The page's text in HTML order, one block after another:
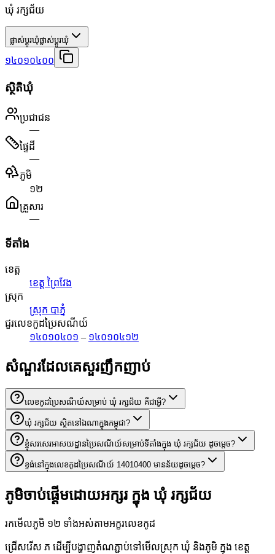
ឃុំ រក្សជ័យ
ផ្លាស់ប្តូរឃុំផ្លាស់ប្តូរឃុំ
១៤០១០៤០០
ស្ថិតិឃុំ
ប្រជាជន
—
ផ្ទៃដី
—
ភូមិ
១២
គ្រួសារ
—
ទីតាំង
ខេត្ត
ខេត្ត ព្រៃវែង
ស្រុក
ស្រុក បាភ្នំ
ជួរលេខកូដប្រៃសណីយ៍
១៤០១០៤០១ – ១៤០១០៤១២
សំណួរដែលគេសួរញឹកញាប់
លេខកូដប្រៃសណីយ៍សម្រាប់ ឃុំ រក្សជ័យ គឺជាអ្វី?
ឃុំ រក្សជ័យ ស្ថិតនៅឯណាក្នុងកម្ពុជា?
ខ្ញុំសរសេរអាសយដ្ឋានប្រៃសណីយ៍សម្រាប់ទីតាំងក្នុង ឃុំ រក្សជ័យ ដូចម្តេច?
ខ្ទង់នៅក្នុងលេខកូដប្រៃសណីយ៍ 14010400 មានន័យដូចម្តេច?
ភូមិចាប់ផ្តើមដោយអក្សរ ក្នុង ឃុំ រក្សជ័យ
រកមើលភូមិ ១២ ទាំងអស់តាមអក្ខរលេខកូដ
ជ្រើសរើស ភ ដើម្បីបង្ហាញតំណភ្ជាប់ទៅមើលស្រុក ឃុំ និងភូមិ ក្នុង ខេត្ត